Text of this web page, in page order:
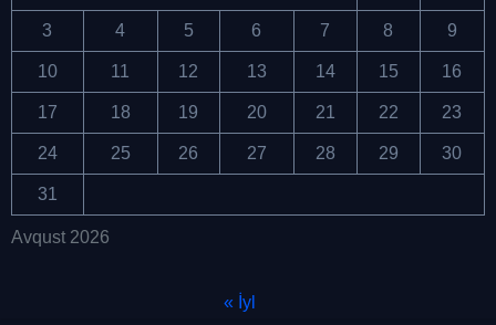
Avqust 2026
3 4 5 6 7 8 9
10 11 12 13 14 15 16
17 18 19 20 21 22 23
24 25 26 27 28 29 30
31
« İyl